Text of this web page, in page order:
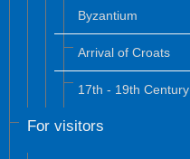
Byzantium
Arrival of Croats
17th - 19th Century
For visitors